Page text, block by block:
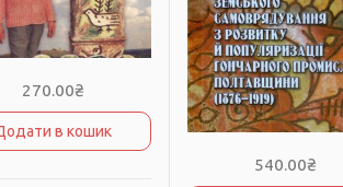
270.00₴
в кошик
540.00₴